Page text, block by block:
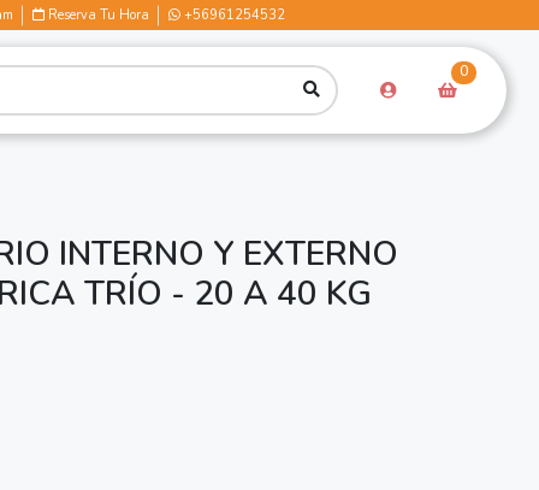
Reserva Tu Hora +56961254532
0
INTERNO Y EXTERNO
TRÍO - 20 A 40 KG